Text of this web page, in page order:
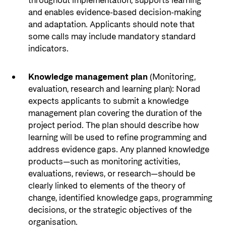
and enables evidence-based decision-making
and adaptation. Applicants should note that
some calls may include mandatory standard
indicators.
Knowledge management plan(Monitoring,
evaluation, research and learning plan): Norad
expects applicants to submit a knowledge
management plan covering the duration of the
project period. The plan should describe how
learning will be used to refine programming and
address evidence gaps. Any planned knowledge
products—such as monitoring activities,
evaluations, reviews, or research—should be
clearly linked to elements of the theory of
change, identified knowledge gaps, programming
decisions, or the strategic objectives of the
organisation.